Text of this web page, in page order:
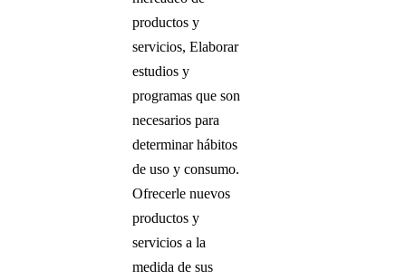
productos y
servicios, Elaborar
estudios y
programas que son
necesarios para
determinar hábitos
de uso y consumo.
Ofrecerle nuevos
productos y
servicios a la
medida de sus